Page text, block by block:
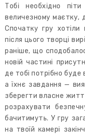
Тобі необхідно
величезному маєтку,
Спочатку гру
після цього творці
раніше, що
новій частині
де тобі потрібно буде
а їхнє завдання —
зберегти власне
розрахувати
бачитимуть. У гру
на твоїй камері